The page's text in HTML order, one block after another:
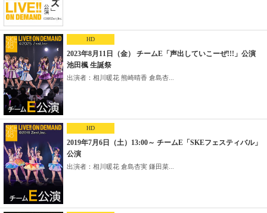
HD
2023年8月11日（金） チームE「声出していこーぜ!!!」公演
池田楓 生誕祭
出演者：相川暖花 熊崎晴香 倉島杏...
HD
2019年7月6日（土）13:00～ チームE「SKEフェスティバル」
公演
出演者：相川暖花 倉島杏実 鎌田菜...